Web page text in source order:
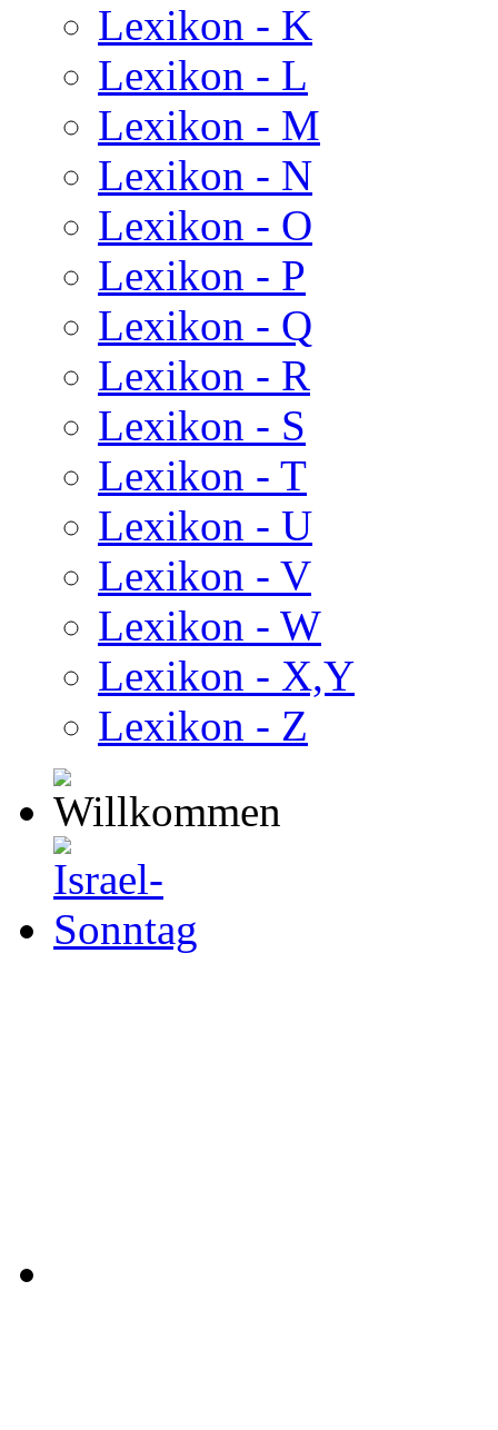
Lexikon - K
Lexikon - L
Lexikon - M
Lexikon - N
Lexikon - O
Lexikon - P
Lexikon - Q
Lexikon - R
Lexikon - S
Lexikon - T
Lexikon - U
Lexikon - V
Lexikon - W
Lexikon - X,Y
Lexikon - Z